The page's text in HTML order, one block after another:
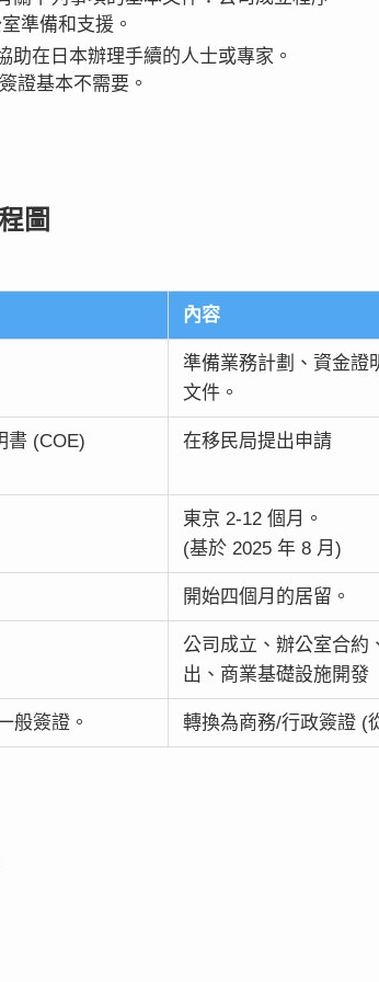
準備和支援。
助在日本辦理手續的人士或專家。
證基本不需要。
圖
內容
準備業務計劃、資金證
文件。
書 (COE) 在移民局提出申請
東京 2-12 個月。
(基於 2025 年 8 月)
開始四個月的居留。
公司成立、辦公室合約
出、商業基礎設施開發
般簽證。 轉換為商務/行政簽證 (